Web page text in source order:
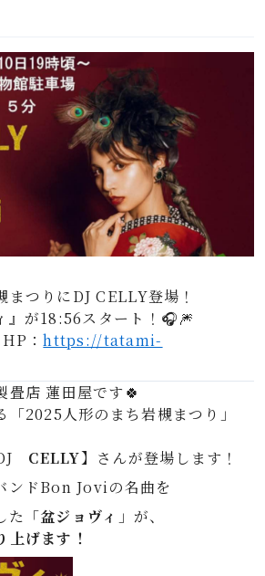
まつりにDJ CELLY登場！
』が18:56スタート！🎧🎆
：https://tatami-
畳店 蓮田屋です🍀
「2025人形のまち岩槻まつり」
CELLY】 さんが登場します！
ンドBon Joviの名曲を
た「盆ジョヴィ 」が、
上げます！